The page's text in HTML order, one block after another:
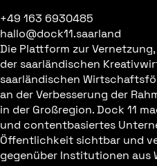
+49 163 6930485
hallo@dock11.saarland
Die Plattform zur
der saarländischen
saarländischen
an der Verbesserung der
in der Großregion. Dock 11
und contentbasiertes
Öffentlichkeit sichtbar und
gegenüber Institutionen aus